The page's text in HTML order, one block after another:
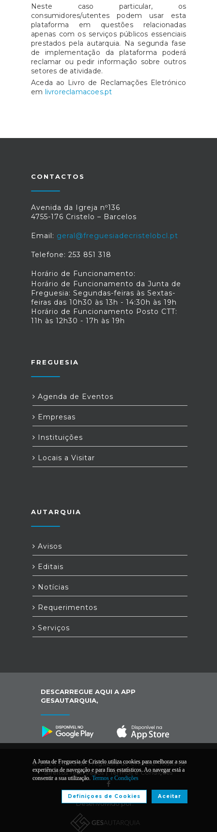
Neste caso particular, os
consumidores/utentes podem usar esta
plataforma em questões relacionadas
apenas com os serviços públicos essenciais
prestados pela autarquia. Na segunda fase
de implementação da plataforma poderá
reclamar ou pedir informação sobre outros
setores de atividade.
Aceda ao Livro de Reclamações Eletrónico
em livroreclamacoes.pt
CONTACTOS
Avenida da Igreja nº136
4755-176 Cristelo – Barcelos
Email: geral@freguesiadecristelobcl.pt
Telefone: 253 851 318
Horário de Funcionamento:
Horário de Funcionamento da Junta de
Freguesia: Segundas-feiras às Sextas-
feiras das 10h30 às 13h - 14:30h às 19h
Horário de Funcionamento Posto CTT:
11h às 12h30 - 17h às 19h
FREGUESIA
Agenda de Eventos
Empresas
Instituições
Locais a Visitar
AUTARQUIA
Avisos
Editais
Notícias
Requerimentos
Serviços
DESCARREGUE AQUI A APP
GESAUTARQUIA,
© 2026 Junta de Freguesia de Cristelo. Todos os
direitos reservados |Termos e Condições
Desenvolvido por:
A Junta de Freguesia de Cristelo utiliza cookies para melhorar a sua
experiência de navegação e para fins estatísticos. Ao navegar está a
consentir a sua utilização. Termos e Condições
Aceitar
Definiçoes de Cookies